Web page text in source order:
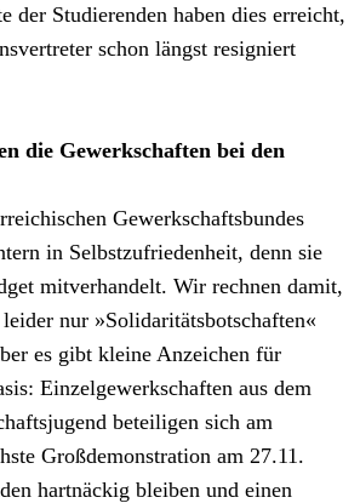
der Studierenden haben dies erreicht,
schon längst resigniert
die Gewerkschaften bei den
Gewerkschaftsbundes
in Selbstzufriedenheit, denn sie
mitverhandelt. Wir rechnen damit,
nur »Solidaritätsbotschaften«
es gibt kleine Anzeichen für
Einzelgewerkschaften aus dem
beteiligen sich am
Großdemonstration am 27.11.
hartnäckig bleiben und einen